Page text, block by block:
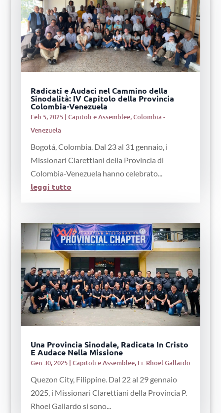
Radicati e Audaci nel Cammino della
Sinodalità: IV Capitolo della Provincia
Colombia-Venezuela
Feb 5, 2025| Capitoli e Assemblee,Colombia -
Venezuela
Bogotá, Colombia. Dal 23 al 31 gennaio, i
Missionari Clarettiani della Provincia di
Colombia-Venezuela hanno celebrato...
leggi tutto
Una Provincia Sinodale, Radicata In Cristo
E Audace Nella Missione
Gen 30, 2025| Capitoli e Assemblee, Fr. Rhoel Gallardo
Quezon City, Filippine. Dal 22 al 29 gennaio
2025, i Missionari Clarettiani della Provincia P.
Rhoel Gallardo si sono...